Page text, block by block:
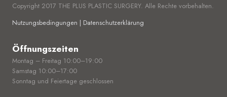
Copyright 2017 THE PLUS PLASTIC SURGERY. Alle Rechte vorbehalten.
Nutzungsbedingungen | Datenschutzerklärung
Öffnungszeiten
Montag – Freitag 10:00–19:00
Samstag 10:00–17:00
Sonntag und Feiertage geschlossen